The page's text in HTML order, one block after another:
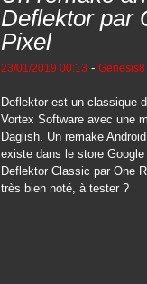
Deflektor par
Pixel
23/01/2019 00:13 - Genesis8
Deflektor est un classique
Vortex Software avec une
Daglish. Un remake
existe dans le store
Deflektor Classic par One
très bien noté, à tester ?